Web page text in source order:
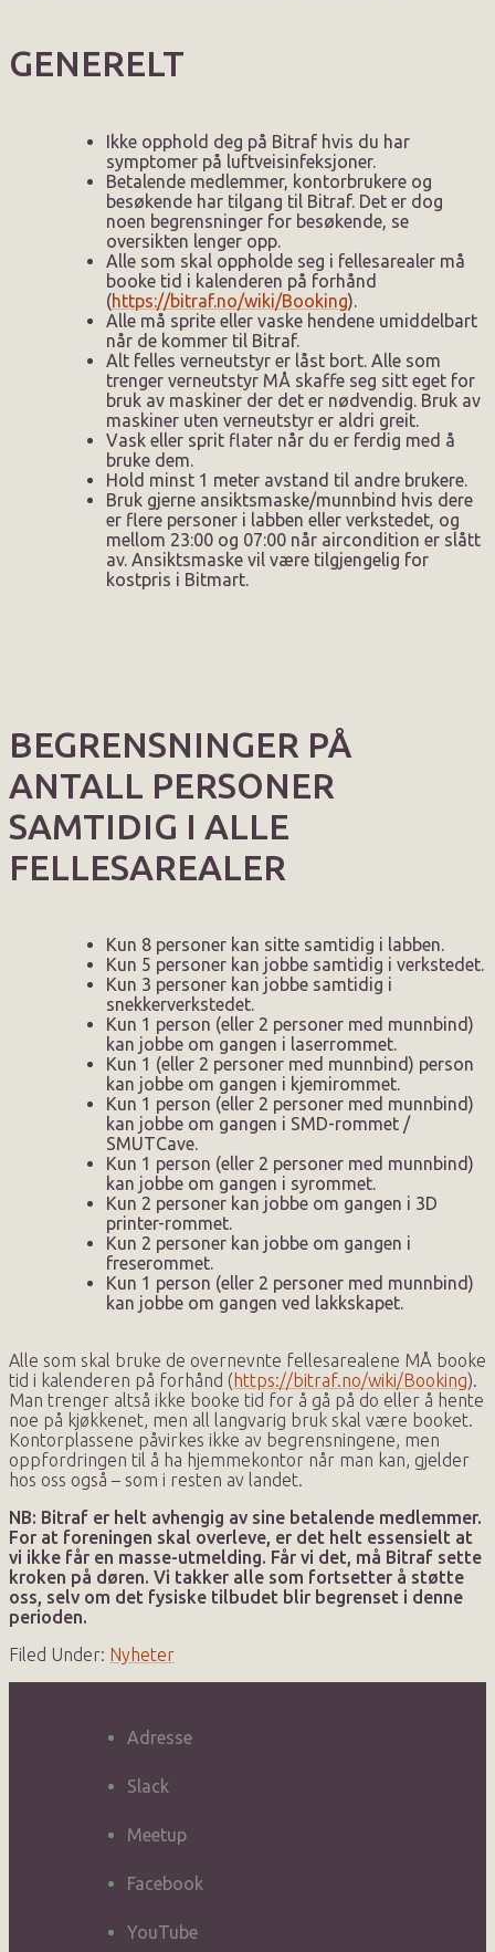
GENERELT
Ikke opphold deg på Bitraf hvis du har
symptomer på luftveisinfeksjoner.
Betalende medlemmer, kontorbrukere og
besøkende har tilgang til Bitraf. Det er dog
noen begrensninger for besøkende, se
oversikten lenger opp.
Alle som skal oppholde seg i fellesarealer må
booke tid i kalenderen på forhånd
(https://bitraf.no/wiki/Booking).
Alle må sprite eller vaske hendene umiddelbart
når de kommer til Bitraf.
Alt felles verneutstyr er låst bort. Alle som
trenger verneutstyr MÅ skaffe seg sitt eget for
bruk av maskiner der det er nødvendig. Bruk av
maskiner uten verneutstyr er aldri greit.
Vask eller sprit flater når du er ferdig med å
bruke dem.
Hold minst 1 meter avstand til andre brukere.
Bruk gjerne ansiktsmaske/munnbind hvis dere
er flere personer i labben eller verkstedet, og
mellom 23:00 og 07:00 når aircondition er slått
av. Ansiktsmaske vil være tilgjengelig for
kostpris i Bitmart.
BEGRENSNINGER PÅ
ANTALL PERSONER
SAMTIDIG I ALLE
FELLESAREALER
Kun 8 personer kan sitte samtidig i labben.
Kun 5 personer kan jobbe samtidig i verkstedet.
Kun 3 personer kan jobbe samtidig i
snekkerverkstedet.
Kun 1 person (eller 2 personer med munnbind)
kan jobbe om gangen i laserrommet.
Kun 1 (eller 2 personer med munnbind) person
kan jobbe om gangen i kjemirommet.
Kun 1 person (eller 2 personer med munnbind)
kan jobbe om gangen i SMD-rommet /
SMUTCave.
Kun 1 person (eller 2 personer med munnbind)
kan jobbe om gangen i syrommet.
Kun 2 personer kan jobbe om gangen i 3D
printer-rommet.
Kun 2 personer kan jobbe om gangen i
freserommet.
Kun 1 person (eller 2 personer med munnbind)
kan jobbe om gangen ved lakkskapet.
Alle som skal bruke de overnevnte fellesarealene MÅ booke
tid i kalenderen på forhånd ( https://bitraf.no/wiki/Booking).
Man trenger altså ikke booke tid for å gå på do eller å hente
noe på kjøkkenet, men all langvarig bruk skal være booket.
Kontorplassene påvirkes ikke av begrensningene, men
oppfordringen til å ha hjemmekontor når man kan, gjelder
hos oss også – som i resten av landet.
NB: Bitraf er helt avhengig av sine betalende medlemmer.
For at foreningen skal overleve, er det helt essensielt at
vi ikke får en masse-utmelding. Får vi det, må Bitraf sette
kroken på døren. Vi takker alle som fortsetter å støtte
oss, selv om det fysiske tilbudet blir begrenset i denne
perioden.
Filed Under: Nyheter
Adresse
Slack
Meetup
Facebook
YouTube